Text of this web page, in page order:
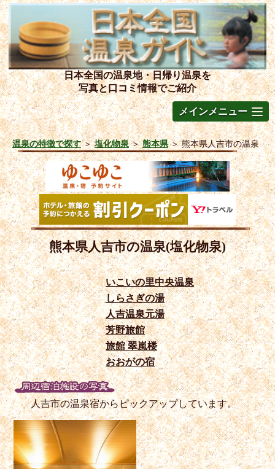
日本全国の温泉地・日帰り温泉を
写真と口コミ情報でご紹介
メインメニュー
温泉の特徴で探す＞塩化物泉＞熊本県＞熊本県人吉市の温泉
熊本県人吉市の温泉(塩化物泉)
いこいの里中央温泉
しらさぎの湯
人吉温泉元湯
芳野旅館
旅館 翠嵐楼
おおがの宿
人吉市の温泉宿からピックアップしています。